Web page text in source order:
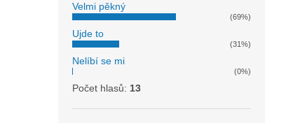
Velmi pěkný
(69%)
Ujde to
(31%)
Nelíbí se mi
(0%)
Počet hlasů: 13